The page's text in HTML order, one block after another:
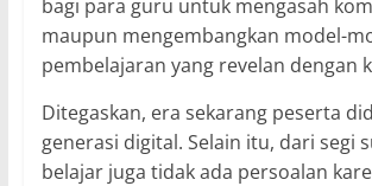
bagi para guru untuk mengasah
maupun mengembangkan model-
pembelajaran yang revelan dengan
Ditegaskan, era sekarang peserta
generasi digital. Selain itu, dari segi
belajar juga tidak ada persoalan